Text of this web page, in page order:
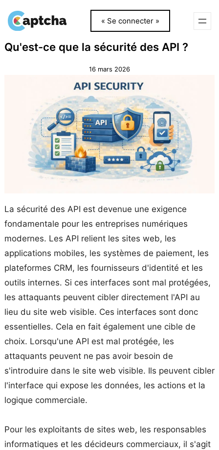
auau
« Se connecter »
Qu'est-ce que la sécurité des API ?
16 mars 2026
La sécurité des API est devenue une exigence
fondamentale pour les entreprises numériques
modernes. Les API relient les sites web, les
applications mobiles, les systèmes de paiement, les
plateformes CRM, les fournisseurs d'identité et les
outils internes. Si ces interfaces sont mal protégées,
les attaquants peuvent cibler directement l'API au
lieu du site web visible. Ces interfaces sont donc
essentielles. Cela en fait également une cible de
choix. Lorsqu'une API est mal protégée, les
attaquants peuvent ne pas avoir besoin de
s'introduire dans le site web visible. Ils peuvent cibler
l'interface qui expose les données, les actions et la
logique commerciale.
Pour les exploitants de sites web, les responsables
informatiques et les décideurs commerciaux, il s'agit